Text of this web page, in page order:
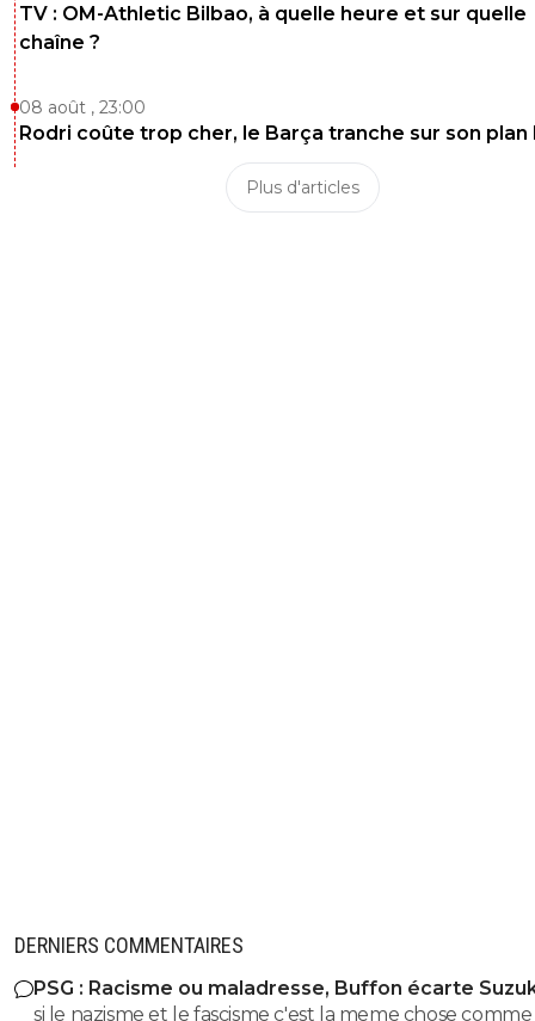
TV : OM-Athletic Bilbao, à quelle heure et sur quelle
chaîne ?
08 août , 23:00
Rodri coûte trop cher, le Barça tranche sur son plan
Plus d'articles
DERNIERS COMMENTAIRES
PSG : Racisme ou maladresse, Buffon écarte
si le nazisme et le fascisme c'est la meme chose